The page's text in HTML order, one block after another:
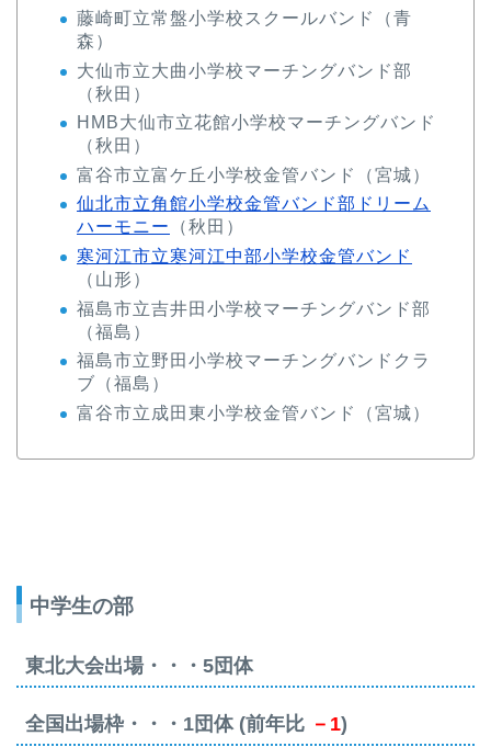
藤崎町立常盤小学校スクールバンド（青
森）
大仙市立大曲小学校マーチングバンド部
（秋田）
HMB大仙市立花館小学校マーチングバンド
（秋田）
富谷市立富ケ丘小学校金管バンド（宮城）
仙北市立角館小学校金管バンド部ドリーム
ハーモニー
（秋田）
寒河江市立寒河江中部小学校金管バンド
（山形）
福島市立吉井田小学校マーチングバンド部
（福島）
福島市立野田小学校マーチングバンドクラ
ブ（福島）
富谷市立成田東小学校金管バンド（宮城）
中学生の部
東北大会出場・・・5団体
全国出場枠・・・1団体 (前年比 －1)